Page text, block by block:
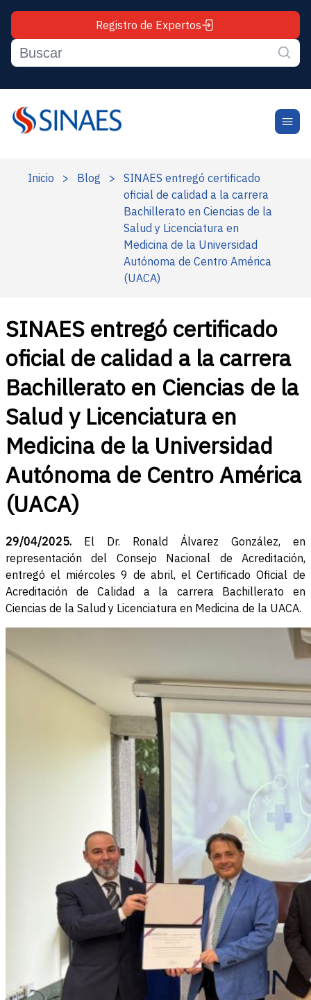
Registro de Expertos
Inicio > Blog >
SINAES entregó certificado
oficial de calidad a la carrera
Bachillerato en Ciencias de la
Salud y Licenciatura en
Medicina de la Universidad
Autónoma de Centro América
(UACA)
SINAES entregó certificado
oficial de calidad a la carrera
Bachillerato en Ciencias de la
Salud y Licenciatura en
Medicina de la Universidad
Autónoma de Centro América
(UACA)
29/04/2025. El Dr. Ronald Álvarez González, en
representación del Consejo Nacional de Acreditación,
entregó el miércoles 9 de abril, el Certificado Oficial de
Acreditación de Calidad a la carrera Bachillerato en
Ciencias de la Salud y Licenciatura en Medicina de la UACA.